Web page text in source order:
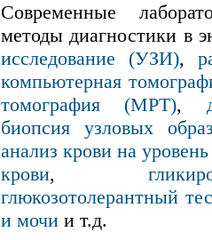
Современные
методы диагностики в
исследование (УЗИ),
компьютерная
томография (МРТ),
биопсия узловых
анализ крови на уровень
крови,
глюкозотолерантный
и мочи и т.д.